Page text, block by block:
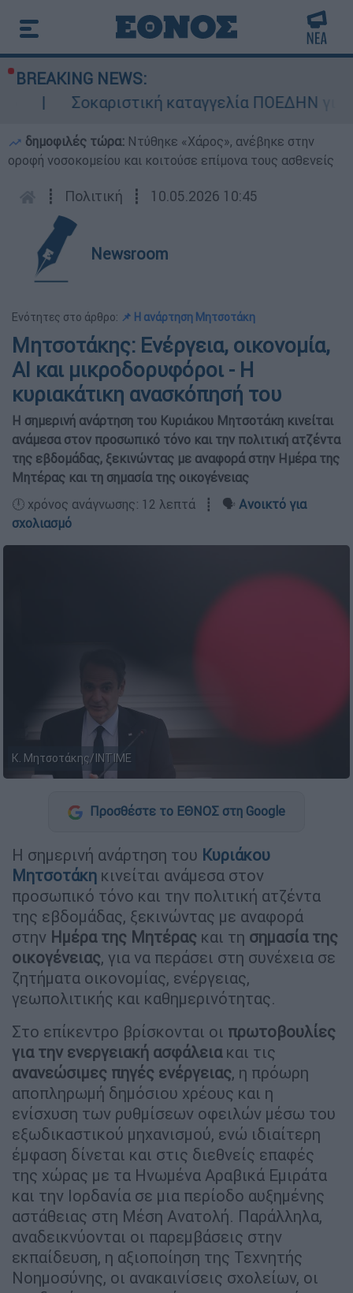
BREAKING NEWS:
καταγγελία ΠΟΕΔΗΝ για Ζάκυνθο:
δημοφιλές τώρα: Ντύθηκε «Χάρος», ανέβηκε στην
οροφή νοσοκομείου και κοιτούσε επίμονα τους ασθενείς
┋ Πολιτική ┋ 10.05.2026 10:45
Newsroom
Ενότητες στο άρθρο: 📌 Η ανάρτηση Μητσοτάκη
Μητσοτάκης: Ενέργεια, οικονομία,
AI και μικροδορυφόροι - Η
κυριακάτικη ανασκόπησή του
Η σημερινή ανάρτηση του Κυριάκου Μητσοτάκη κινείται
ανάμεσα στον προσωπικό τόνο και την πολιτική ατζέντα
της εβδομάδας, ξεκινώντας με αναφορά στην Ημέρα της
Μητέρας και τη σημασία της οικογένειας
🕛 χρόνος ανάγνωσης: 12 λεπτά ┋ 🗣️ Ανοικτό για
σχολιασμό
Κ. Μητσοτάκης/ΙΝΤΙΜΕ
Προσθέστε το ΕΘΝΟΣ στη Google
Η σημερινή ανάρτηση του Κυριάκου
Μητσοτάκη κινείται ανάμεσα στον
προσωπικό τόνο και την πολιτική ατζέντα
της εβδομάδας, ξεκινώντας με αναφορά
στην Ημέρα της Μητέρας και τη σημασία της
οικογένειας, για να περάσει στη συνέχεια σε
ζητήματα οικονομίας, ενέργειας,
γεωπολιτικής και καθημερινότητας.
Στο επίκεντρο βρίσκονται οι πρωτοβουλίες
για την ενεργειακή ασφάλειακαι τις
ανανεώσιμες πηγές ενέργειας, η πρόωρη
αποπληρωμή δημόσιου χρέους και η
ενίσχυση των ρυθμίσεων οφειλών μέσω του
εξωδικαστικού μηχανισμού, ενώ ιδιαίτερη
έμφαση δίνεται και στις διεθνείς επαφές
της χώρας με τα Ηνωμένα Αραβικά Εμιράτα
και την Ιορδανία σε μια περίοδο αυξημένης
αστάθειας στη Μέση Ανατολή. Παράλληλα,
αναδεικνύονται οι παρεμβάσεις στην
εκπαίδευση, η αξιοποίηση της Τεχνητής
Νοημοσύνης, οι ανακαινίσεις σχολείων, οι